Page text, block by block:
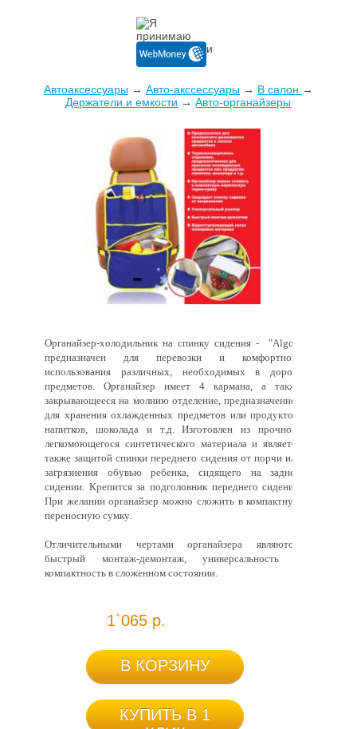
Автоаксессуары→ Авто-акссессуары→ В салон →
Держатели и емкости →Авто-органайзеры
Органайзер-холодильник на спинку сидения - "Algor"
предназначен для перевозки и комфортного
использования различных, необходимых в дороге
предметов. Органайзер имеет 4 кармана, а также
закрывающееся на молнию отделение, предназначенное
для хранения охлажденных предметов или продуктов:
напитков, шоколада и т.д. Изготовлен из прочного
легкомоющегося синтетического материала и является
также защитой спинки переднего сидения от порчи или
загрязнения обувью ребенка, сидящего на заднем
сидении. Крепится за подголовник переднего сидения.
При желании органайзер можно сложить в компактную
переносную сумку.
Отличительными чертами органайзера являются:
быстрый монтаж-демонтаж, универсальность и
компактность в сложенном состоянии.
1`065 р.
В КОРЗИНУ
КУПИТЬ В 1